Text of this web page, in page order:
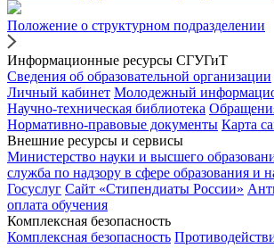
Положение о структурном подразделении
Информационные ресурсы СГУГиТ
Сведения об образовательной организации
Личный кабинет Молодежный
Научно-техническая библиотека
Нормативно-правовые документы Карта
Внешние ресурсы и сервисы
Министерство науки и высшего
служба по надзору в сфере образования и
Госуслуг Сайт «Стипендиаты России»
оплата обучения
Комплексная безопасность
Комплексная безопасность